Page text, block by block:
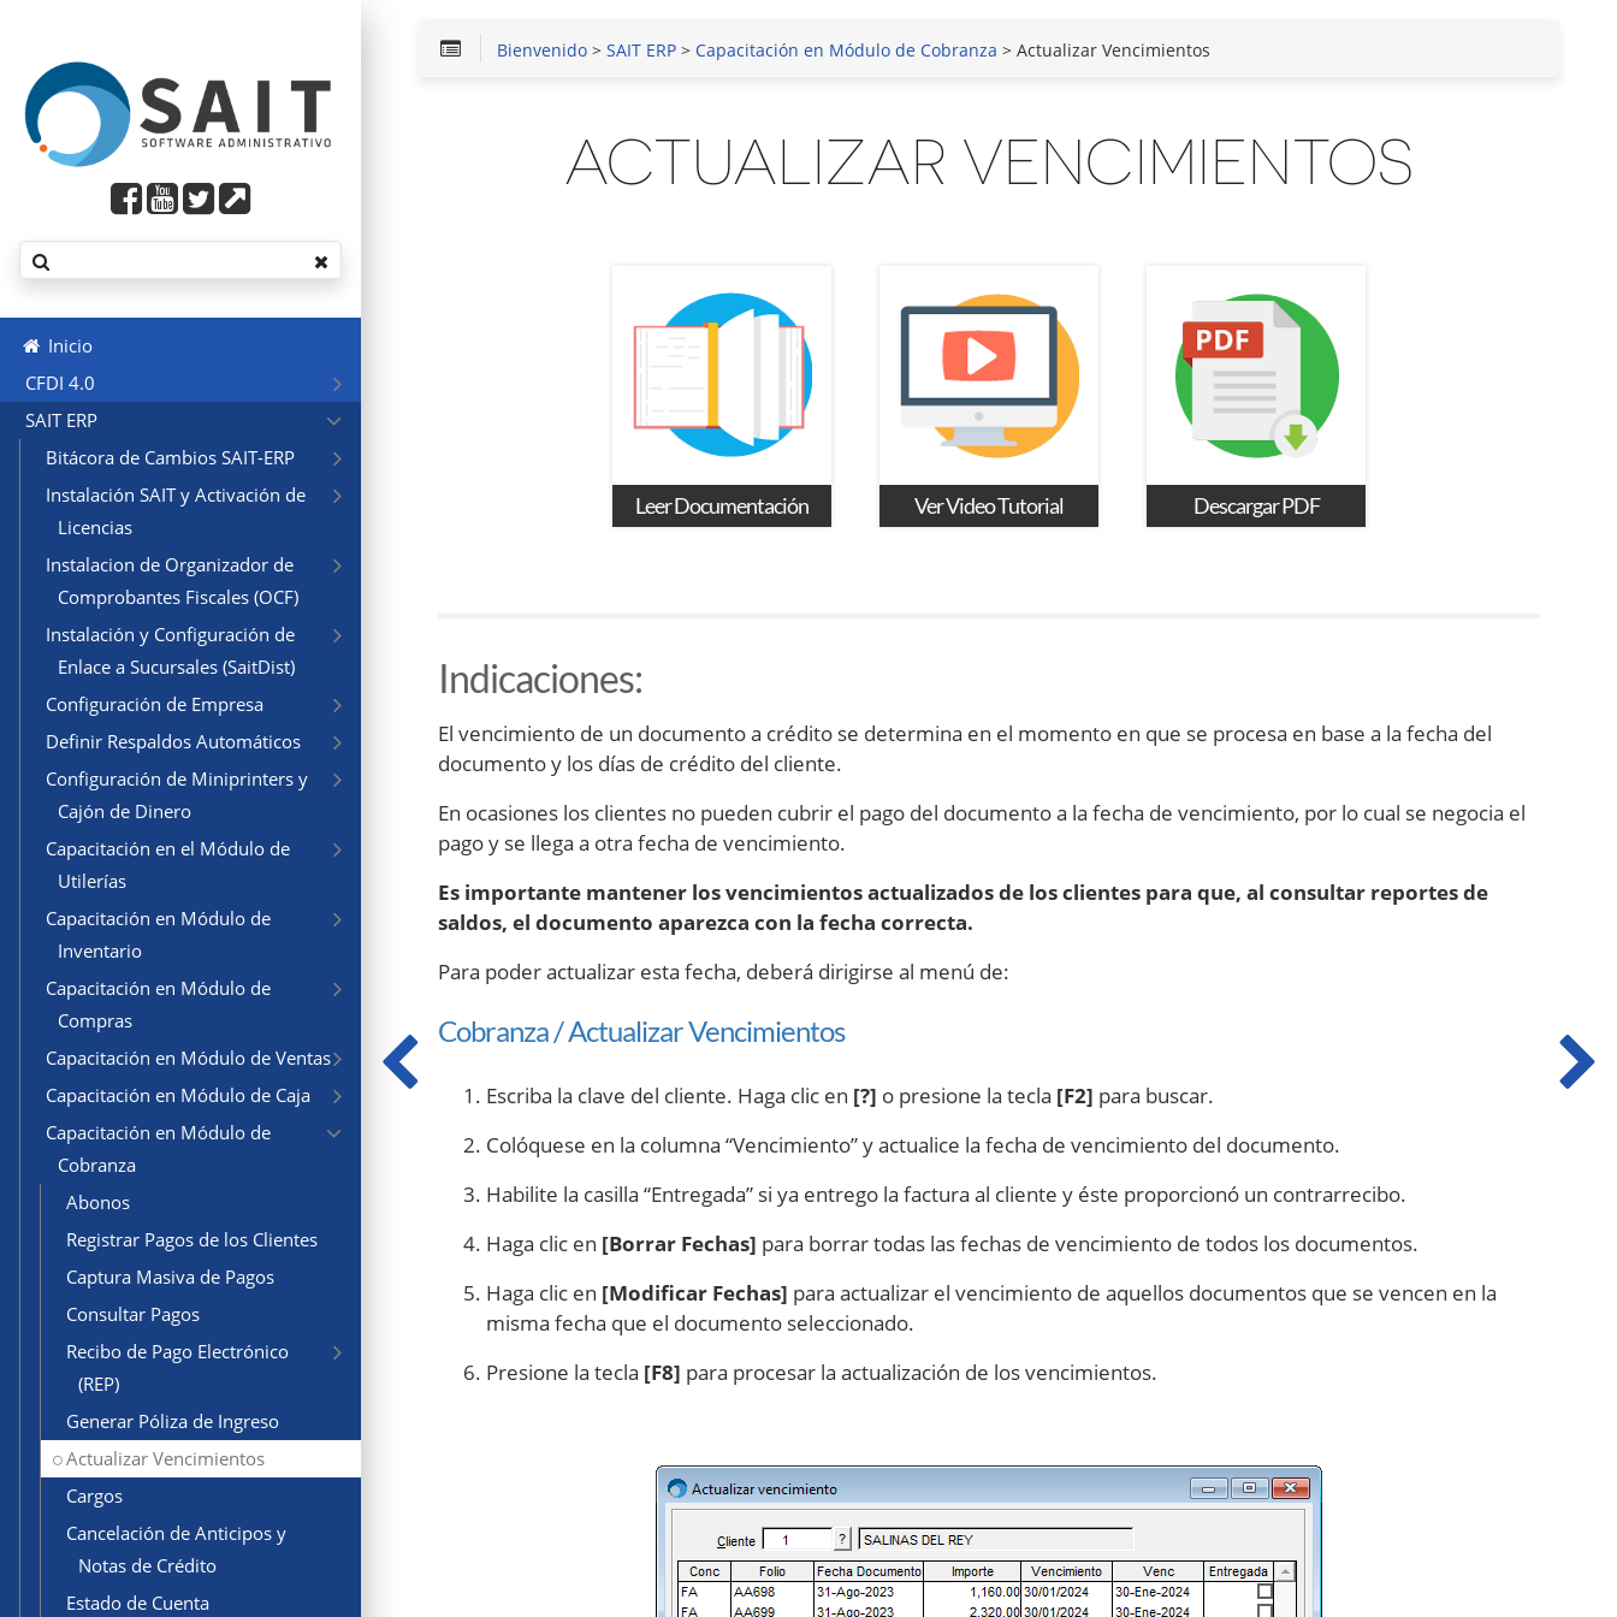
Inicio
CFDI 4.0
SAIT ERP
Bitácora de Cambios SAIT-ERP
Instalación SAIT y Activación de
Licencias
Instalacion de Organizador de
Comprobantes Fiscales (OCF)
Instalación y Configuración de
Enlace a Sucursales (SaitDist)
Configuración de Empresa
Definir Respaldos Automáticos
Configuración de Miniprinters y
Cajón de Dinero
Capacitación en el Módulo de
Utilerías
Capacitación en Módulo de
Inventario
Capacitación en Módulo de
Compras
Capacitación en Módulo de Ventas
Capacitación en Módulo de Caja
Capacitación en Módulo de
Cobranza
Abonos
Registrar Pagos de los Clientes
Captura Masiva de Pagos
Consultar Pagos
Recibo de Pago Electrónico
(REP)
Generar Póliza de Ingreso
Actualizar Vencimientos
Cargos
Cancelación de Anticipos y
Notas de Crédito
Estado de Cuenta
Bienvenido >SAIT ERP >Capacitación en Módulo de Cobranza > Actualizar Vencimientos
ACTUALIZAR VENCIMIENTOS
Leer Documentación Ver Video Tutorial Descargar PDF
Indicaciones:
El vencimiento de un documento a crédito se determina en el momento en que se procesa en base a la fecha del
documento y los días de crédito del cliente.
En ocasiones los clientes no pueden cubrir el pago del documento a la fecha de vencimiento, por lo cual se negocia el
pago y se llega a otra fecha de vencimiento.
Es importante mantener los vencimientos actualizados de los clientes para que, al consultar reportes de
saldos, el documento aparezca con la fecha correcta.
Para poder actualizar esta fecha, deberá dirigirse al menú de:
Cobranza / Actualizar Vencimientos
Escriba la clave del cliente. Haga clic en [?] o presione la tecla [F2] para buscar.
Colóquese en la columna “Vencimiento” y actualice la fecha de vencimiento del documento.
Habilite la casilla “Entregada” si ya entrego la factura al cliente y éste proporcionó un contrarrecibo.
Haga clic en [Borrar Fechas] para borrar todas las fechas de vencimiento de todos los documentos.
Haga clic en [Modificar Fechas] para actualizar el vencimiento de aquellos documentos que se vencen en la
misma fecha que el documento seleccionado.
Presione la tecla [F8] para procesar la actualización de los vencimientos.